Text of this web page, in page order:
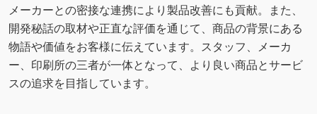
メーカーとの密接な連携により製品改善にも貢献。また、
開発秘話の取材や正直な評価を通じて、商品の背景にある
物語や価値をお客様に伝えています。スタッフ、メーカ
ー、印刷所の三者が一体となって、より良い商品とサービ
スの追求を目指しています。